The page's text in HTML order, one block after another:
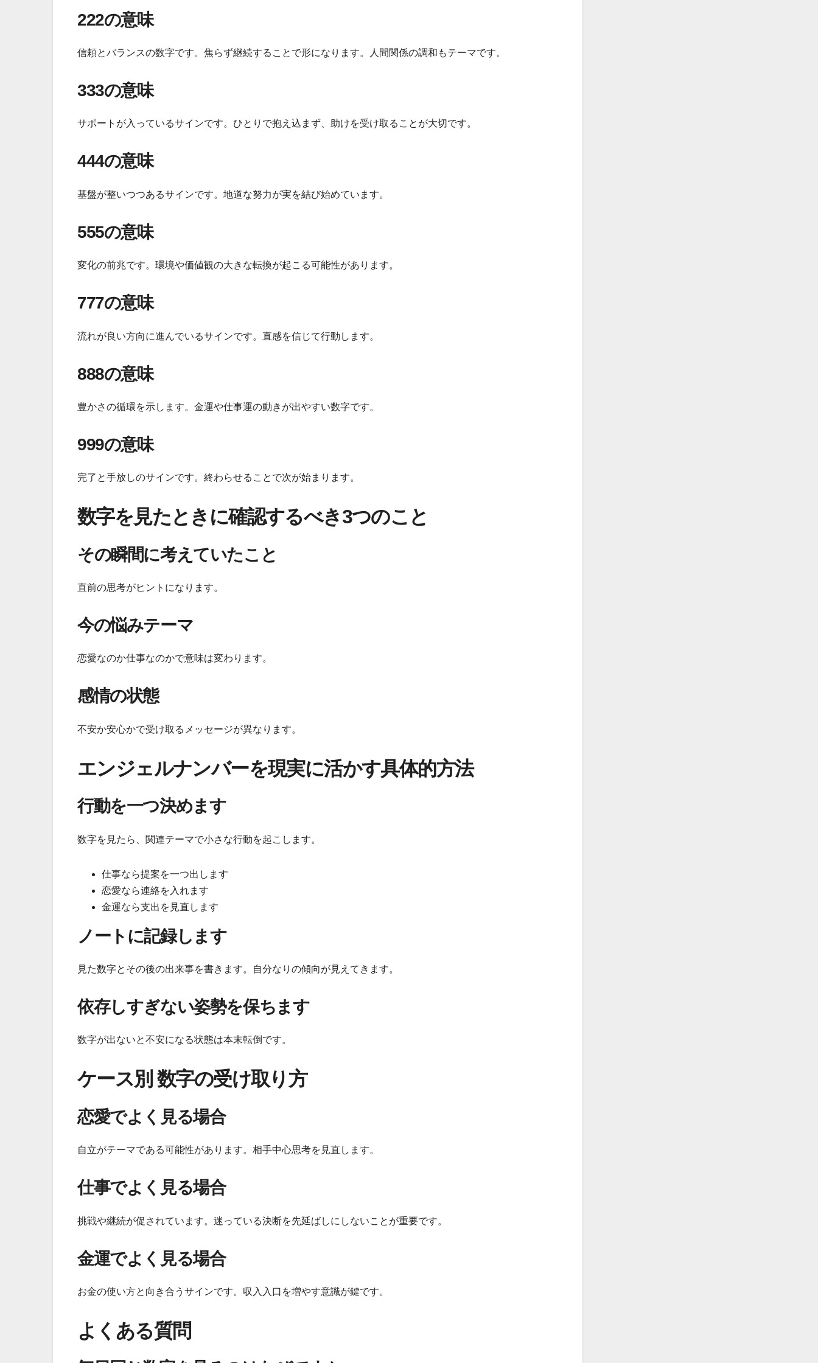
222の意味
信頼とバランスの数字です。焦らず継続することで形になります。人間関係の調和もテーマです。
333の意味
サポートが入っているサインです。ひとりで抱え込まず、助けを受け取ることが大切です。
444の意味
基盤が整いつつあるサインです。地道な努力が実を結び始めています。
555の意味
変化の前兆です。環境や価値観の大きな転換が起こる可能性があります。
777の意味
流れが良い方向に進んでいるサインです。直感を信じて行動します。
888の意味
豊かさの循環を示します。金運や仕事運の動きが出やすい数字です。
999の意味
完了と手放しのサインです。終わらせることで次が始まります。
数字を見たときに確認するべき3つのこと
その瞬間に考えていたこと
直前の思考がヒントになります。
今の悩みテーマ
恋愛なのか仕事なのかで意味は変わります。
感情の状態
不安か安心かで受け取るメッセージが異なります。
エンジェルナンバーを現実に活かす具体的方法
行動を一つ決めます
数字を見たら、関連テーマで小さな行動を起こします。
仕事なら提案を一つ出します
恋愛なら連絡を入れます
金運なら支出を見直します
ノートに記録します
見た数字とその後の出来事を書きます。自分なりの傾向が見えてきます。
依存しすぎない姿勢を保ちます
数字が出ないと不安になる状態は本末転倒です。
ケース別 数字の受け取り方
恋愛でよく見る場合
自立がテーマである可能性があります。相手中心思考を見直します。
仕事でよく見る場合
挑戦や継続が促されています。迷っている決断を先延ばしにしないことが重要です。
金運でよく見る場合
お金の使い方と向き合うサインです。収入入口を増やす意識が鍵です。
よくある質問